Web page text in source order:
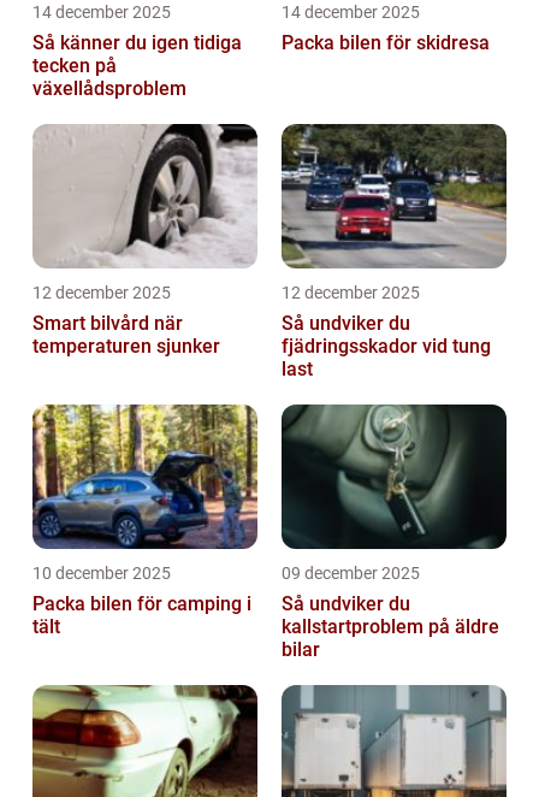
14 december 2025
Så känner du igen tidiga
tecken på
växellådsproblem
14 december 2025
Packa bilen för skidresa
12 december 2025
Smart bilvård när
temperaturen sjunker
12 december 2025
Så undviker du
fjädringsskador vid tung
last
10 december 2025
Packa bilen för camping i
tält
09 december 2025
Så undviker du
kallstartproblem på äldre
bilar